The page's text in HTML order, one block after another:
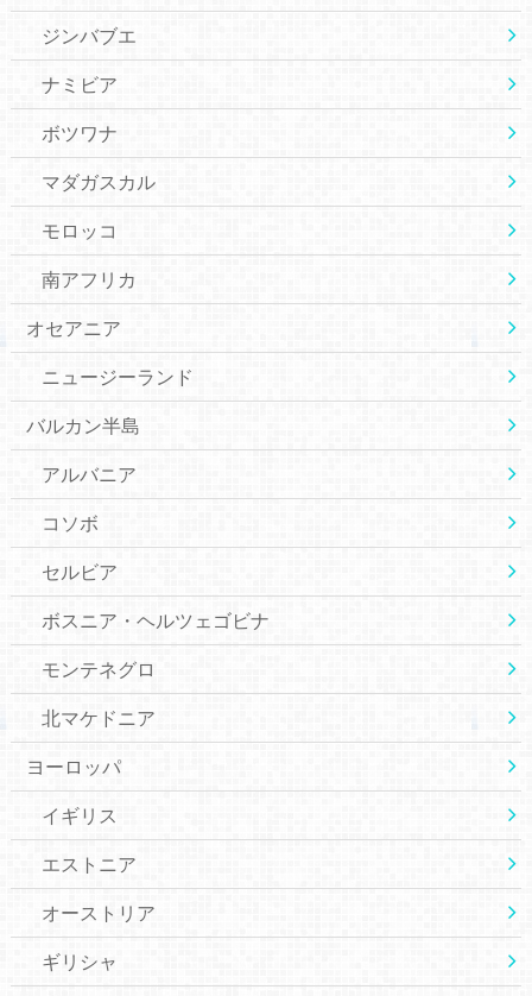
ジンバブエ
ナミビア
ボツワナ
マダガスカル
モロッコ
南アフリカ
オセアニア
ニュージーランド
バルカン半島
アルバニア
コソボ
セルビア
ボスニア・ヘルツェゴビナ
モンテネグロ
北マケドニア
ヨーロッパ
イギリス
エストニア
オーストリア
ギリシャ